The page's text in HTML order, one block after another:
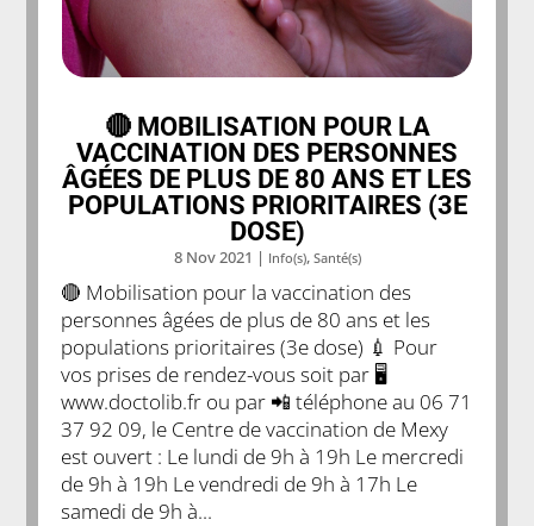
🔴 MOBILISATION POUR LA
VACCINATION DES PERSONNES
ÂGÉES DE PLUS DE 80 ANS ET LES
POPULATIONS PRIORITAIRES (3E
DOSE)
8 Nov 2021 | Info(s), Santé(s)
🔴 Mobilisation pour la vaccination des
personnes âgées de plus de 80 ans et les
populations prioritaires (3e dose) 💉 Pour
vos prises de rendez-vous soit par 🖥
www.doctolib.fr ou par 📲 téléphone au 06 71
37 92 09, le Centre de vaccination de Mexy
est ouvert : Le lundi de 9h à 19h Le mercredi
de 9h à 19h Le vendredi de 9h à 17h Le
samedi de 9h à...